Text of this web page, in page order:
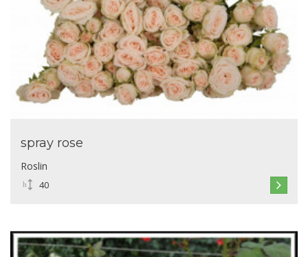
spray rose
Roslin
40